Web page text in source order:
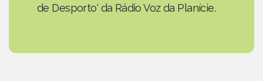
de Desporto' da Rádio Voz da Planície.